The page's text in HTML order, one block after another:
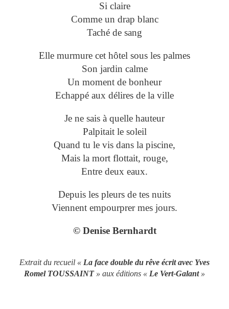
Si claire
Comme un drap blanc
Taché de sang
Elle murmure cet hôtel sous les palmes
Son jardin calme
Un moment de bonheur
Echappé aux délires de la ville
Je ne sais à quelle hauteur
Palpitait le soleil
Quand tu le vis dans la piscine,
Mais la mort flottait, rouge,
Entre deux eaux.
Depuis les pleurs de tes nuits
Viennent empourprer mes jours.
© Denise Bernhardt
Extrait du recueil « La face double du rêve écrit avec Yves
Romel TOUSSAINT» aux éditions « Le Vert-Galant»